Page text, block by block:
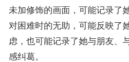
未加修饰的画面，可能记录了
对困难时的无助，可能反映了
虑，也可能记录了她与朋友、
感纠葛。